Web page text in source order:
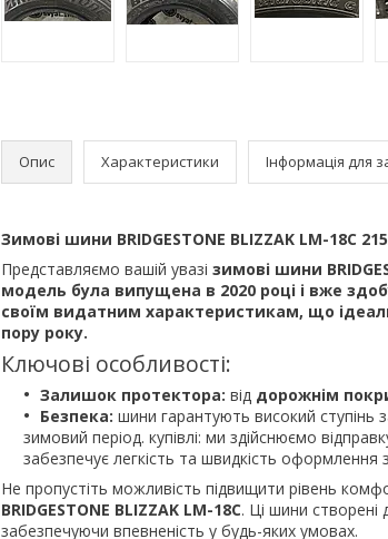
Опис Характеристики Інформація для
Зимові шини BRIDGESTONE BLIZZAK LM-18C
Представляємо вашій увазі зимові шини
модель була випущена в 2020 році і вже
своїм видатним характеристикам, що
пору року.
Ключові особливості:
Залишок протектора: від дорожнім
Безпека: шини гарантують високий ступінь
зимовий період. купівлі: ми здійснюємо
забезпечує легкість та швидкість оформлення
Не пропустіть можливість підвищити рівень
BRIDGESTONE BLIZZAK LM-18C. Ці шини створені
забезпечуючи впевненість у будь-яких умовах.